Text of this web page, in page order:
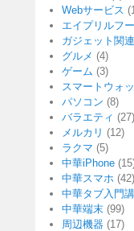
Webサービス
エイプリルフ
ガジェット関連
グルメ (4)
ゲーム (3)
スマートウォ
パソコン (8)
バラエティ (27)
メルカリ (12)
ラクマ (5)
中華iPhone
中華スマホ (42)
中華タブ入門
中華端末 (99)
周辺機器 (17)